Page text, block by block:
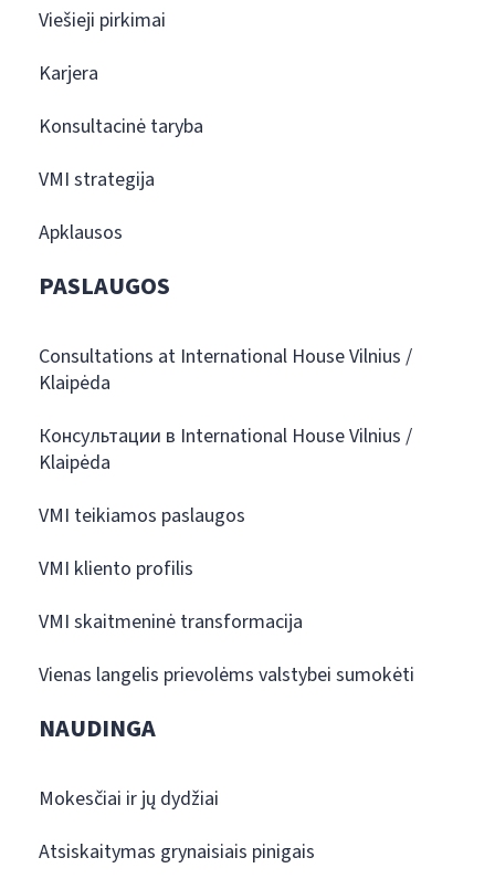
Viešieji pirkimai
Karjera
Konsultacinė taryba
VMI strategija
Apklausos
PASLAUGOS
Consultations at International House Vilnius /
Klaipėda
Консультации в International House Vilnius /
Klaipėda
VMI teikiamos paslaugos
VMI kliento profilis
VMI skaitmeninė transformacija
Vienas langelis prievolėms valstybei sumokėti
NAUDINGA
Mokesčiai ir jų dydžiai
Atsiskaitymas grynaisiais pinigais